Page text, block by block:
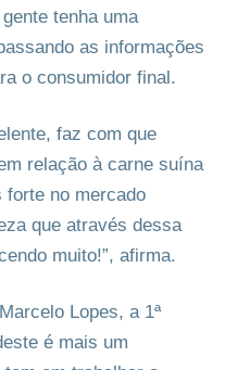
tenha uma
as informações
o consumidor final.
faz com que
relação à carne suína
forte no mercado
que através dessa
muito!”, afirma.
Lopes, a 1ª
é mais um